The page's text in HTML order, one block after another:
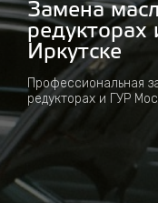
Замена
редукторах
Иркутске
Профессиональная
редукторах и ГУР